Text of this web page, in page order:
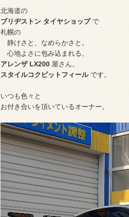
北海道の
ブリヂストン タイヤショップで
札幌の
静けさと、なめらかさと。
心地よさに包み込まれる。
アレンザ LX200 屋さん。
スタイルコクピットフィールです。
いつも色々と
お付き合いを頂いているオーナー。